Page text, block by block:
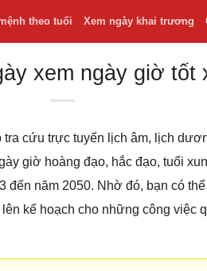
theo tuổi Xem ngày khai trương
xem ngày giờ tốt
cứu trực tuyến lịch âm, lịch
giờ hoàng đạo, hắc đạo, tuổi
đến năm 2050. Nhờ đó, bạn có
kế hoạch cho những công việc